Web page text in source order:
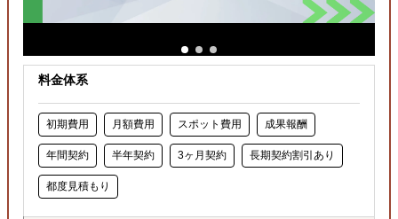
料金体系
初期費用 月額費用 スポット費用 成果報酬
年間契約 半年契約 3ヶ月契約 長期契約割引あり
都度見積もり